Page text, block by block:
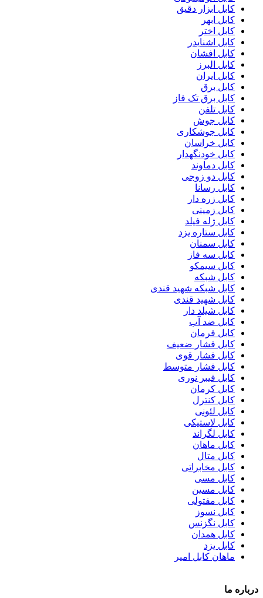
کابل ابزار دقیق
کابل ابهر
کابل اختر
کابل اشنایدر
کابل افشان
کابل البرز
کابل ایران
کابل برق
کابل برق تک فاز
کابل تلفن
کابل جوش
کابل جوشکاری
کابل خراسان
کابل خودنگهدار
کابل دماوند
کابل دو زوجی
کابل رسانا
کابل زره دار
کابل زمینی
کابل ژله فیلد
کابل ستاره یزد
کابل سمنان
کابل سه فاز
کابل سیمکو
کابل شبکه
کابل شبکه شهید قندی
کابل شهید قندی
کابل شیلد دار
کابل ضد آب
کابل فرمان
کابل فشار ضعیف
کابل فشار قوی
کابل فشار متوسط
کابل فیبر نوری
کابل کرمان
کابل کنترل
کابل لئونی
کابل لاستیکی
کابل لگراند
کابل ماهان
کابل متال
کابل مخابراتی
کابل مسی
کابل مسین
کابل مفتولی
کابل نسوز
کابل نگزنس
کابل همدان
کابل یزد
ماهان کابل امیر
درباره ما